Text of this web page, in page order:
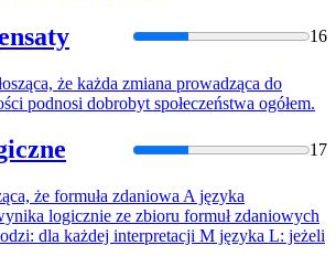
16
że każda zmiana prowadząca do
podnosi dobrobyt społeczeństwa ogółem.
17
że formuła zdaniowa A języka
logicznie ze zbioru formuł zdaniowych
dla każdej interpretacji M języka L: jeżeli